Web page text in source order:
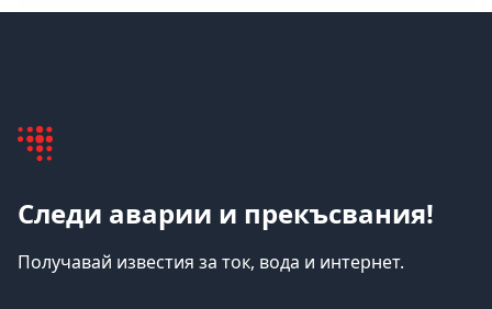
Следи аварии и прекъсвания!
Получавай известия за ток, вода и интернет.